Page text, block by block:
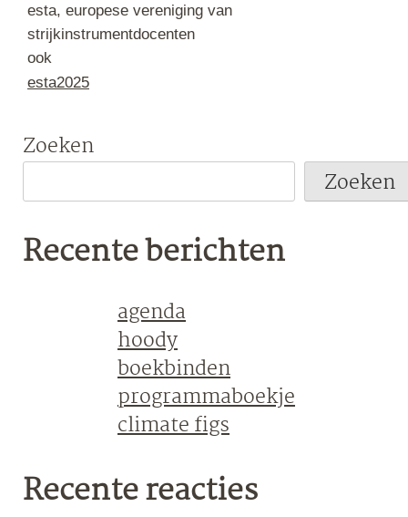
esta, europese vereniging van
strijkinstrumentdocenten
ook
esta2025
Zoeken
Zoeken
Recente berichten
agenda
hoody
boekbinden
programmaboekje
climate figs
Recente reacties